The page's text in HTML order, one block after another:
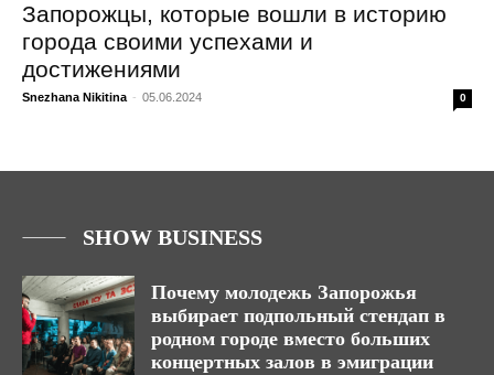
Запорожцы, которые вошли в историю
города своими успехами и
достижениями
Snezhana Nikitina - 05.06.2024 0
SHOW BUSINESS
Почему молодежь Запорожья
выбирает подпольный стендап в
родном городе вместо больших
концертных залов в эмиграции